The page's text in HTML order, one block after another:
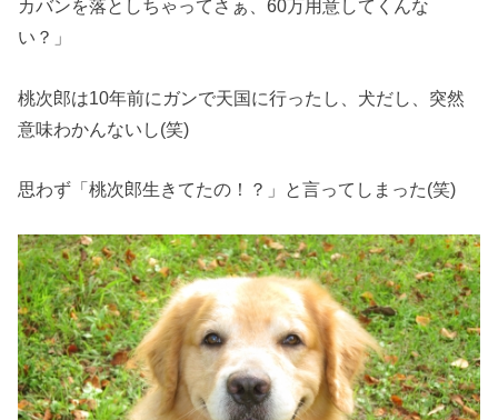
カバンを落としちゃってさぁ、60万用意してくんな
い？」
桃次郎は10年前にガンで天国に行ったし、犬だし、突然
意味わかんないし(笑)
思わず「桃次郎生きてたの！？」と言ってしまった(笑)